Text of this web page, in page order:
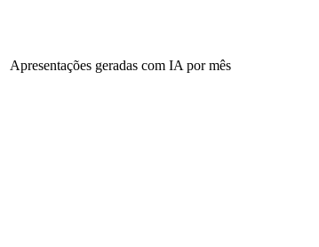
Apresentações geradas com IA por mês